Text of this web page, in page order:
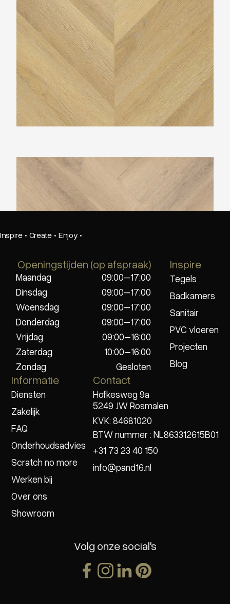
Belakos Palazzo Visgraat XL75
Inspire · Create · Enjoy ·
Openingstijden (op afspraak)
Maandag
09:00–17:00
Dinsdag
09:00–17:00
Woensdag
09:00–17:00
Donderdag
09:00–17:00
Vrijdag
09:00–16:00
Zaterdag
10:00–16:00
Zondag
Gesloten
Inspire
Tegels
Badkamers
Sanitair
PVC vloeren
Projecten
Blog
Informatie
Diensten
Zakelijk
FAQ
Onderhoudsadvies
Scratch no more
Werken bij
Over ons
Showroom
Contact
Hofkesweg 9a
5249 JW Rosmalen
KVK: 84681020
BTW nummer : NL863312615B01
+31 73 23 40 150
info@pand16.nl
Volg onze social's